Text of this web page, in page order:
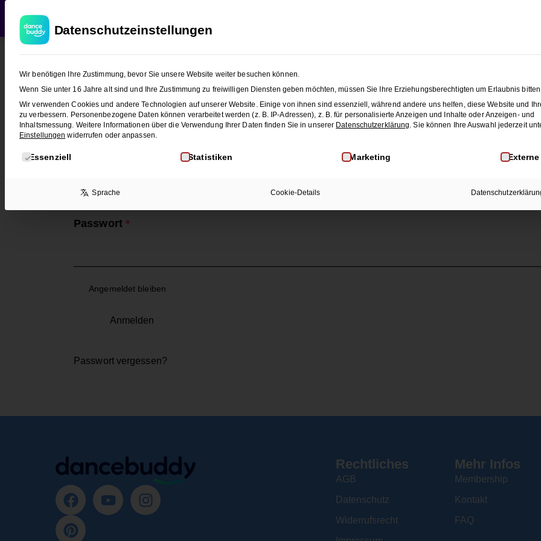
Anmelden
Benutzername oder E-Mail-Adresse
Passwort *
Angemeldet bleiben
Anmelden
Passwort vergessen?
Rechtliches
AGB
Datenschutz
Widerrufsrecht
Mehr Infos
Membership
Kontakt
FAQ
Datenschutzeinstellungen
Wir benötigen Ihre Zustimmung, bevor Sie unsere Website weiter besuchen können.
Wenn Sie unter 16 Jahre alt sind und Ihre Zustimmung zu freiwilligen Diensten geben möchten, müssen Sie Ihre Erziehungsberechtigten um Erlaubnis
Wir verwenden Cookies und andere Technologien auf unserer Website. Einige von ihnen sind essenziell, während andere uns helfen, diese Website und
zu verbessern. Personenbezogene Daten können verarbeitet werden (z. B. IP-Adressen), z. B. für personalisierte Anzeigen und Inhalte oder Anzeigen- und
Inhaltsmessung. Weitere Informationen über die Verwendung Ihrer Daten finden Sie in unserer Datenschutzerklärung. Sie können Ihre Auswahl jederzeit
Einstellungen widerrufen oder anpassen.
Es folgt eine Liste der Service-Gruppen, für die eine Einwilligung erteilt werden kann. Die erste Service-Gruppe
Essenziell Statistiken Marketing
Sprache Cookie-Details